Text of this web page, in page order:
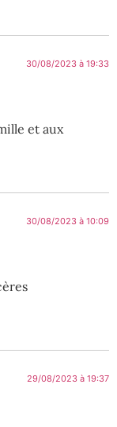
30/08/2023 à 19:33
et aux
30/08/2023 à 10:09
29/08/2023 à 19:37